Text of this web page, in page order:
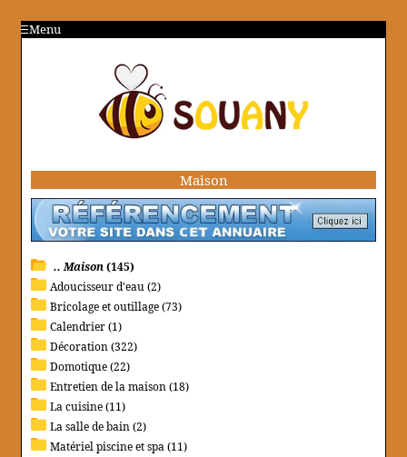
Menu
Maison
.. Maison(145)
Adoucisseur d'eau (2)
Bricolage et outillage (73)
Calendrier (1)
Décoration (322)
Domotique (22)
Entretien de la maison (18)
La cuisine (11)
La salle de bain (2)
Matériel piscine et spa (11)